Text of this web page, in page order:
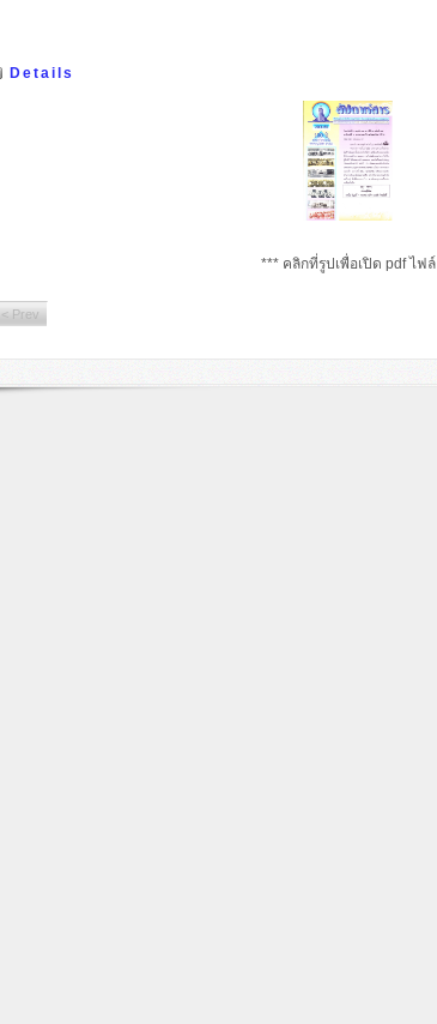
Details
*** คลิกที่รูปเพื่อเปิด pdf ไฟล์
< Prev